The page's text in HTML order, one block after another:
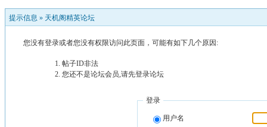
提示信息 » 天机阁精英论坛
您没有登录或者您没有权限访问此页面，可能有如下几个原因:
帖子ID非法
您还不是论坛会员,请先登录论坛
登录
用户名